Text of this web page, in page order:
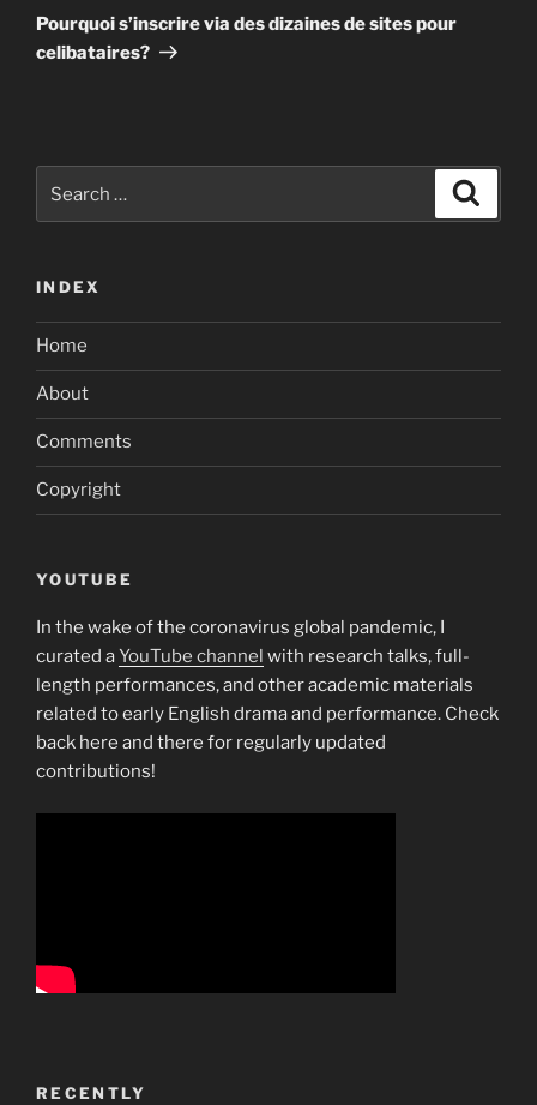
Post
Pourquoi s’inscrire via des dizaines de sites pour
celibataires?
INDEX
Home
About
Comments
Copyright
YOUTUBE
In the wake of the coronavirus global pandemic, I
curated aYouTube channel with research talks, full-
length performances, and other academic materials
related to early English drama and performance. Check
back here and there for regularly updated
contributions!
RECENTLY